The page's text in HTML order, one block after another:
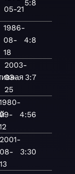
05-21
5:8
1986-
08-
18
4:8
2003-
03-
25
3:7
4:56
2001-
08-
13
3:30